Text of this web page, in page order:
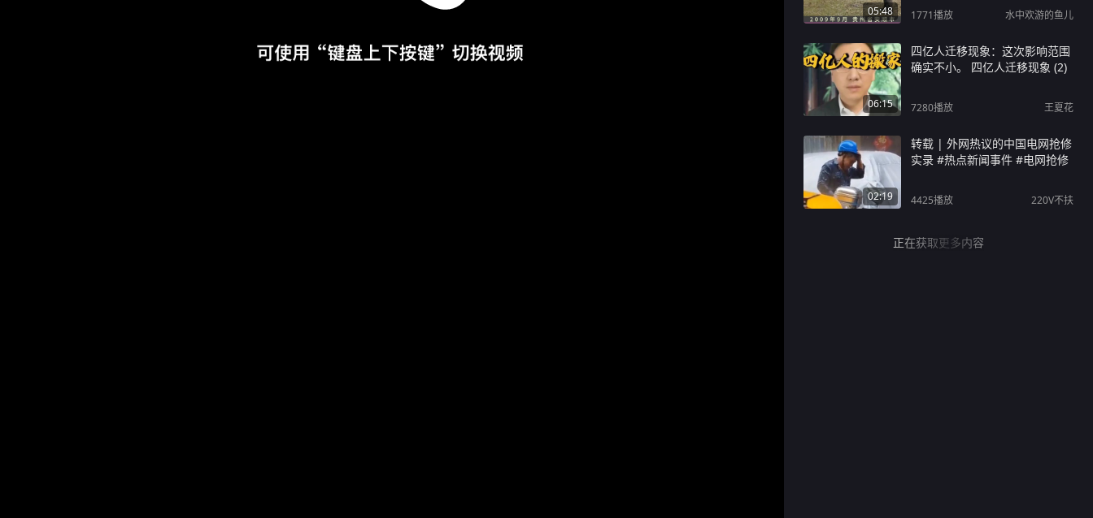
05:48 1771播放 水中欢游的鱼儿
06:15
四亿人迁移现象：这次影响范围
确实不小。 四亿人迁移现象 (2)
7280播放 王夏花
02:19
转载 | 外网热议的中国电网抢修
实录 #热点新闻事件 #电网抢修
4425播放 220V不扶
正在获取更多内容